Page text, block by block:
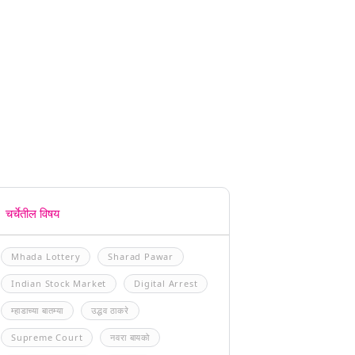
चर्चेतील विषय
Mhada Lottery Sharad Pawar
Indian Stock Market Digital Arrest
म्हाडाच्या बातम्या उद्धव ठाकरे
Supreme Court नवरा बायको